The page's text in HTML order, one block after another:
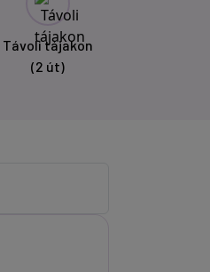
Távoli tájakon
(2 út)